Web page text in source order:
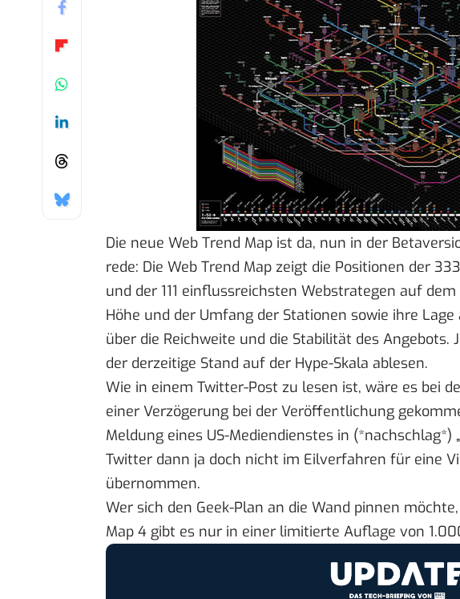
Die neue Web Trend Map ist da, nun in der
rede: Die Web Trend Map zeigt die Positionen der
und der 111 einflussreichsten Webstrategen auf
Höhe und der Umfang der Stationen sowie ihre
über die Reichweite und die Stabilität des Angebots.
der derzeitige Stand auf der Hype-Skala ablesen.
Wie in einem Twitter-Post zu lesen ist, wäre es bei
einer Verzögerung bei der Veröffentlichung
Meldung eines US-Mediendienstes in (*nachschlag*) „
Twitter dann ja doch nicht im Eilverfahren für eine
übernommen.
Wer sich den Geek-Plan an die Wand pinnen
Map 4 gibt es nur in einer limitierte Auflage von